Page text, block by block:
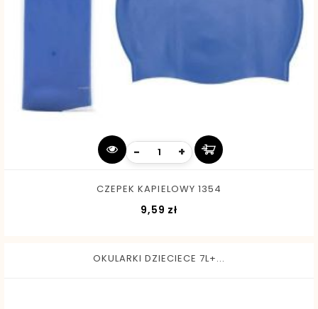
- +
CZEPEK KAPIELOWY 1354
9,59 zł
OKULARKI DZIECIECE 7L+...